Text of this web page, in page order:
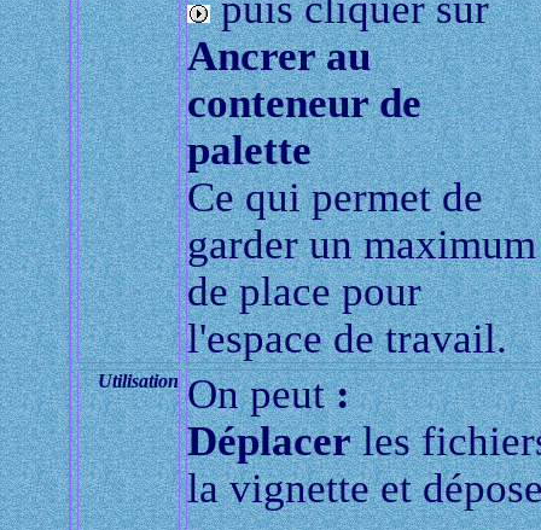
Ancrer au
conteneur de
palette
Ce qui permet de
garder un maximum
de place pour
l'espace de travail.
Utilisation On peut:
Déplacerles
la vignette et